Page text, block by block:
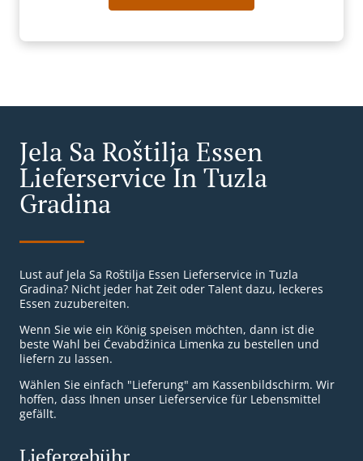
Jela Sa Roštilja Essen
Lieferservice In Tuzla
Gradina
Lust auf Jela Sa Roštilja Essen Lieferservice in Tuzla
Gradina? Nicht jeder hat Zeit oder Talent dazu, leckeres
Essen zuzubereiten.
Wenn Sie wie ein König speisen möchten, dann ist die
beste Wahl bei Ćevabdžinica Limenka zu bestellen und
liefern zu lassen.
Wählen Sie einfach "Lieferung" am Kassenbildschirm. Wir
hoffen, dass Ihnen unser Lieferservice für Lebensmittel
gefällt.